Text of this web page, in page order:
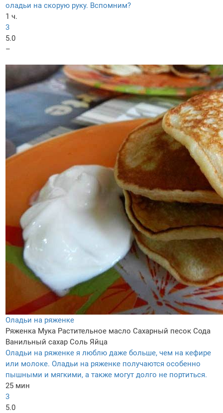
оладьи на скорую руку. Вспомним?
1 ч.
3
5.0
–
Оладьи на ряженке
Ряженка Мука Растительное масло Сахарный песок Сода
Ванильный сахар Соль Яйца
Оладьи на ряженке я люблю даже больше, чем на кефире
или молоке. Оладьи на ряженке получаются особенно
пышными и мягкими, а также могут долго не портиться.
25 мин
3
5.0